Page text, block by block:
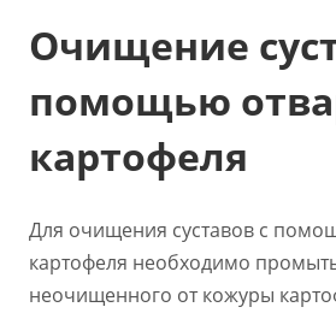
Очищение
помощью
картофеля
Для очищения суставов с
картофеля необходимо
неочищенного от кожуры